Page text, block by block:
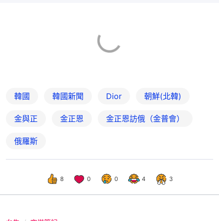
韓國 韓國新聞 Dior 朝鮮(北韓)
金與正 金正恩 金正恩訪俄（金普會）
俄羅斯
8 0 0 4 3